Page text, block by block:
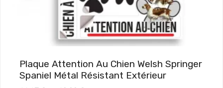
€
à
1
,
9
Plaque Attention Au Chien Welsh Springer
Spaniel Métal Résistant Extérieur